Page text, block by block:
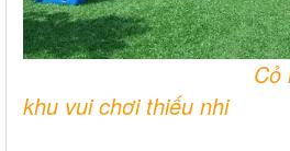
Cỏ nhân
khu vui chơi thiếu nhi